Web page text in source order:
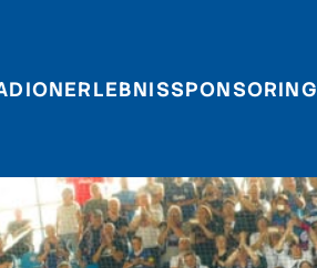
SPONSORING